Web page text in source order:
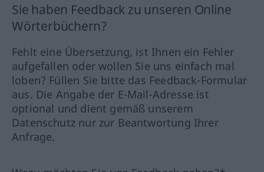
Sie haben Feedback zu unseren Online
Wörterbüchern?
Fehlt eine Übersetzung, ist Ihnen ein Fehler
aufgefallen oder wollen Sie uns einfach mal
loben? Füllen Sie bitte das Feedback-Formular
aus. Die Angabe der E-Mail-Adresse ist
optional und dient gemäß unserem
Datenschutz nur zur Beantwortung Ihrer
Anfrage.